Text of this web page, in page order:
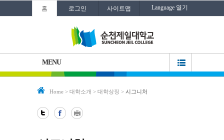
홈 로그인 사이트맵 Language 열기
MENU
Home > 대학소개 > 대학상징 > 시그니처